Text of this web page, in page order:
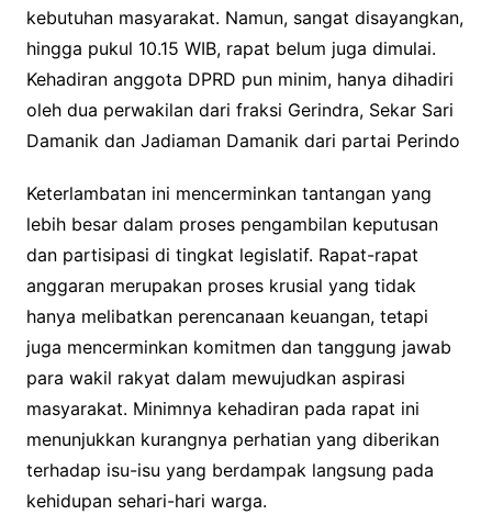
kebutuhan masyarakat. Namun, sangat disayangkan,
hingga pukul 10.15 WIB, rapat belum juga dimulai.
Kehadiran anggota DPRD pun minim, hanya dihadiri
oleh dua perwakilan dari fraksi Gerindra, Sekar Sari
Damanik dan Jadiaman Damanik dari partai Perindo
Keterlambatan ini mencerminkan tantangan yang
lebih besar dalam proses pengambilan keputusan
dan partisipasi di tingkat legislatif. Rapat-rapat
anggaran merupakan proses krusial yang tidak
hanya melibatkan perencanaan keuangan, tetapi
juga mencerminkan komitmen dan tanggung jawab
para wakil rakyat dalam mewujudkan aspirasi
masyarakat. Minimnya kehadiran pada rapat ini
menunjukkan kurangnya perhatian yang diberikan
terhadap isu-isu yang berdampak langsung pada
kehidupan sehari-hari warga.